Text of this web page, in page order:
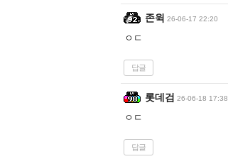
존윅 26-06-17 22:20
ㅇㄷ
답글
롯데검 26-06-18 17:38
ㅇㄷ
답글